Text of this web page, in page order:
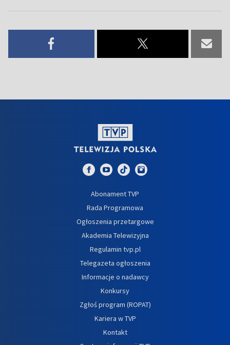
Abonament TVP
Rada Programowa
Ogłoszenia przetargowe
Akademia Telewizyjna
Regulamin tvp.pl
Telegazeta ogłoszenia
Informacje o nadawcy
Konkursy
Zgłoś program (ROPAT)
Kariera w TVP
Kontakt